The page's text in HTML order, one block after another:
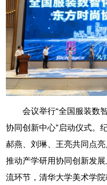
会议举行“全国服装数
协同创新中心”启动仪式。
郝燕、刘琳、王亮共同点
推动产学研用协同创新发
流环节，清华大学美术学